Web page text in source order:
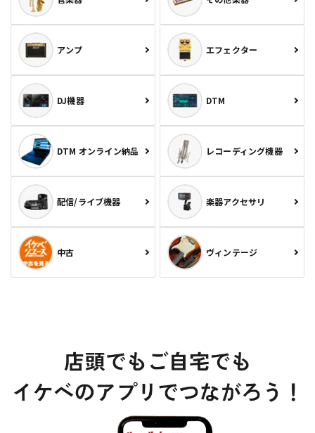
アンプ エフェクター
DJ機器 DTM
DTM オンライン納品 レコーディング機器
配信/ライブ機器 楽器アクセサリ
中古 ヴィンテージ